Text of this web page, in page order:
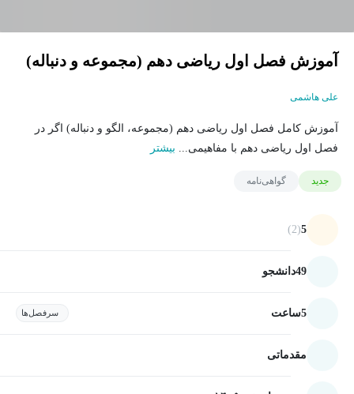
آموزش فصل اول ریاضی دهم (مجموعه و دنباله)
علی هاشمی
آموزش کامل فصل اول ریاضی دهم (مجموعه، الگو و دنباله) اگر در
فصل اول ریاضی دهم با مفاهیمی... بیشتر
جدید گواهی‌نامه
5
(2)
49دانشجو
5ساعت سرفصل‌ها
مقدماتی